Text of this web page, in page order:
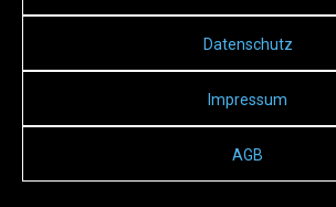
Datenschutz
Impressum
AGB